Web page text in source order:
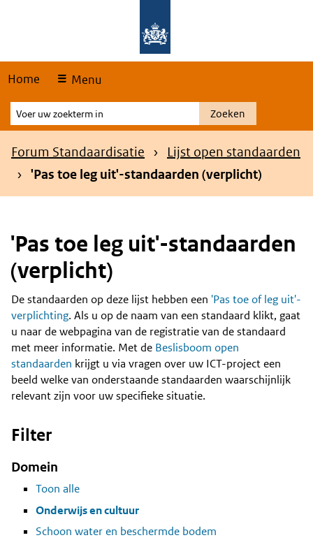
Home Menu
Voer
uw
zoekterm
Zoeken
Kruimelpad
Forum Standaardisatie
Lijst open standaarden
'Pas toe leg uit'-standaarden (verplicht)
'Pas toe leg uit'-standaarden
(verplicht)
Content
De standaarden op deze lijst hebben een 'Pas toe of leg uit'-
verplichting. Als u op de naam van een standaard klikt, gaat
u naar de webpagina van de registratie van de standaard
met meer informatie. Met de Beslisboom open
standaarden krijgt u via vragen over uw ICT-project een
beeld welke van onderstaande standaarden waarschijnlijk
relevant zijn voor uw specifieke situatie.
Filter
Domein
Toon alle
Onderwijs en cultuur
Schoon water en beschermde bodem